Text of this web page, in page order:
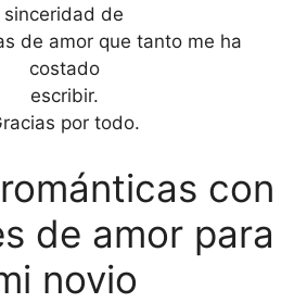
sinceridad de
de amor que tanto me ha
costado
escribir.
por todo.
con
de amor para
novio